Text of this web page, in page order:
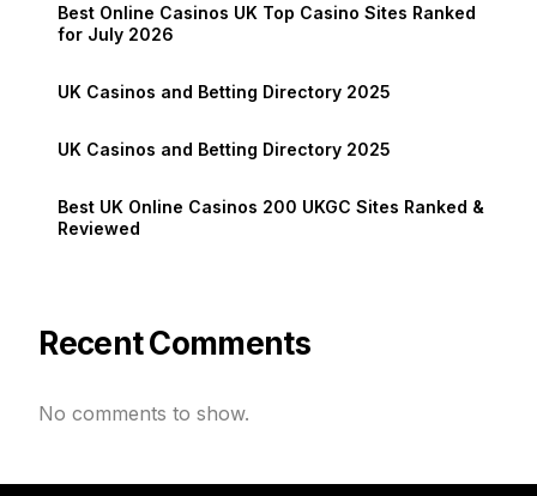
Best Online Casinos UK Top Casino Sites Ranked
for July 2026
UK Casinos and Betting Directory 2025
UK Casinos and Betting Directory 2025
Best UK Online Casinos 200 UKGC Sites Ranked &
Reviewed
Recent Comments
No comments to show.